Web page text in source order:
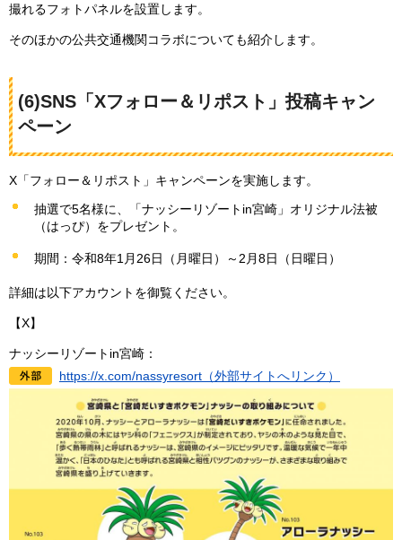
撮れるフォトパネルを設置します。
そのほかの公共交通機関コラボについても紹介します。
(6)SNS「Xフォロー＆リポスト」投稿キャン
ペーン
X「フォロー＆リポスト」キャンペーンを実施します。
抽選で5名様に、「ナッシーリゾートin宮崎」オリジナル法被
（はっぴ）をプレゼント。
期間：令和8年1月26日（月曜日）～2月8日（日曜日）
詳細は以下アカウントを御覧ください。
【X】
ナッシーリゾートin宮崎：
https://x.com/nassyresort（外部サイトへリンク）